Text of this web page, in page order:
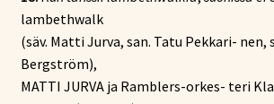
lambethwalk
(säv. Matti Jurva, san. Tatu Pekkari- nen,
Bergström),
MATTI JURVA ja Ramblers-orkes- teri